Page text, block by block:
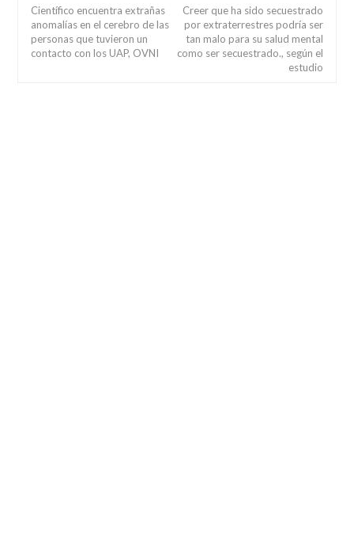
Científico encuentra extrañas
anomalías en el cerebro de las
personas que tuvieron un
contacto con los UAP, OVNI
Creer que ha sido secuestrado
por extraterrestres podría ser
tan malo para su salud mental
como ser secuestrado., según el
estudio